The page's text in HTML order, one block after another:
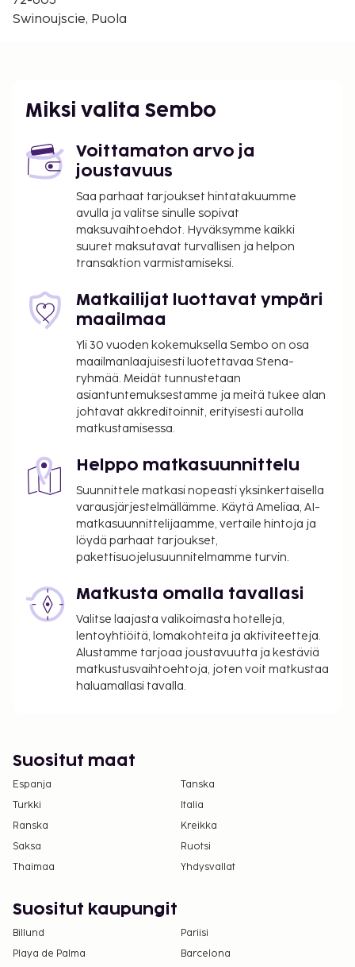
Fort Anioła - 14 km / 8,7 mi
Käytössäsi on ympäri vuorokauden auki oleva
vastaanotto, kielitaitoinen henkilökunta ja
ilmainen pysäköinti. Hyödynnä vuokrattavat
polkupyörät, terassi ja puutarha. Tämän majatalon
palveluihin kuuluu muun muassa ilmainen langaton
internetyhteys, pelihalli/-huone ja piknikalue.
Majoituspaikka veloittaa seuraavat paikan päällä
suoritettavat maksut. Maksuihin saattaa sisältyä
Kaupungin perimä vero: 6.67 PLN per henkilö
per yö
Tässä on mainittu kaikki majoituspaikan meille
ilmoittamat maksut.
Yksi korkeintaan 2 vuotta vanha lapsi voi
majoittua ilmaiseksi, kun hän käyttää
vanhemman tai huoltajan huoneessa olevia
sänkyjä.
Kontaktiton sisäänkirjautuminen ja kontaktiton
uloskirjautuminen ovat saatavilla.
Swinoujscie, Puola
Miksi valita Sembo
Voittamaton arvo ja
joustavuus
Saa parhaat tarjoukset hintatakuumme
avulla ja valitse sinulle sopivat
maksuvaihtoehdot. Hyväksymme kaikki
suuret maksutavat turvallisen ja helpon
transaktion varmistamiseksi.
Matkailijat luottavat ympäri
maailmaa
Yli 30 vuoden kokemuksella Sembo on osa
maailmanlaajuisesti luotettavaa Stena-
ryhmää. Meidät tunnustetaan
asiantuntemuksestamme ja meitä tukee alan
johtavat akkreditoinnit, erityisesti autolla
matkustamisessa.
Helppo matkasuunnittelu
Suunnittele matkasi nopeasti yksinkertaisella
varausjärjestelmällämme. Käytä Ameliaa, AI-
matkasuunnittelijaamme, vertaile hintoja ja
löydä parhaat tarjoukset,
pakettisuojelusuunnitelmamme turvin.
Matkusta omalla tavallasi
Valitse laajasta valikoimasta hotelleja,
lentoyhtiöitä, lomakohteita ja aktiviteetteja.
Alustamme tarjoaa joustavuutta ja kestäviä
matkustusvaihtoehtoja, joten voit matkustaa
haluamallasi tavalla.
Suositut maat
Espanja
Tanska
Turkki
Italia
Ranska
Kreikka
Saksa
Ruotsi
Thaimaa
Yhdysvallat
Suositut kaupungit
Billund
Pariisi
Playa de Palma
Barcelona